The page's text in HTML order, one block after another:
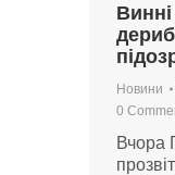
Новини
0
Вчора